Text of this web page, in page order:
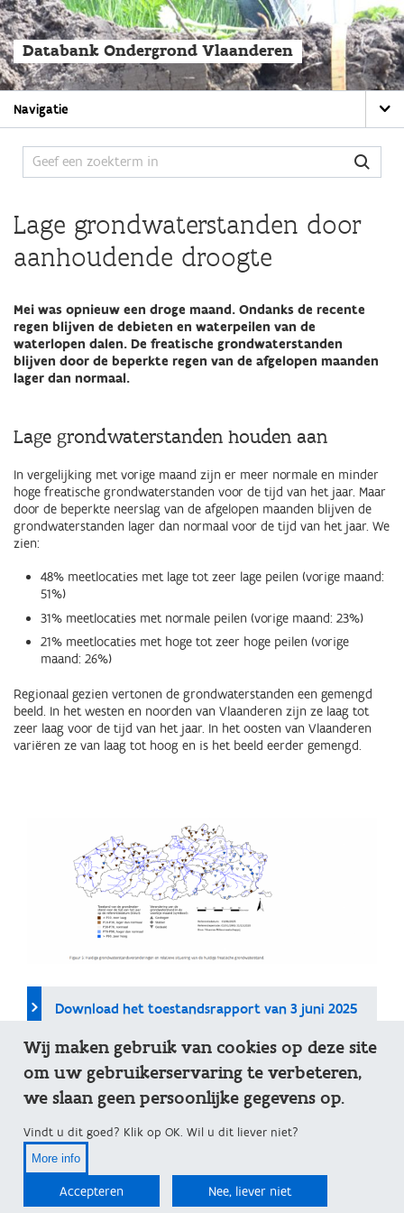
Overslaan
en
naar
de
algemene
inhoud
Databank Ondergrond Vlaanderen
Main
navigation
Navigatie
Lage grondwaterstanden door
aanhoudende droogte
Mei was opnieuw een droge maand. Ondanks de recente
regen blijven de debieten en waterpeilen van de
waterlopen dalen. De freatische grondwaterstanden
blijven door de beperkte regen van de afgelopen maanden
lager dan normaal.
Lage grondwaterstanden houden aan
In vergelijking met vorige maand zijn er meer normale en minder
hoge freatische grondwaterstanden voor de tijd van het jaar. Maar
door de beperkte neerslag van de afgelopen maanden blijven de
grondwaterstanden lager dan normaal voor de tijd van het jaar. We
zien:
48% meetlocaties met lage tot zeer lage peilen (vorige maand:
51%)
31% meetlocaties met normale peilen (vorige maand: 23%)
21% meetlocaties met hoge tot zeer hoge peilen (vorige
maand: 26%)
Regionaal gezien vertonen de grondwaterstanden een gemengd
beeld. In het westen en noorden van Vlaanderen zijn ze laag tot
zeer laag voor de tijd van het jaar. In het oosten van Vlaanderen
variëren ze van laag tot hoog en is het beeld eerder gemengd.
Download het toestandsrapport van 3 juni 2025
Nieuws-item op de VMM-website
Actuele grondwaterstandindicator
Wij maken gebruik van cookies op deze site
om uw gebruikerservaring te verbeteren,
we slaan geen persoonlijke gegevens op.
Vindt u dit goed? Klik op OK. Wil u dit liever niet?
More info
Accepteren Nee, liever niet